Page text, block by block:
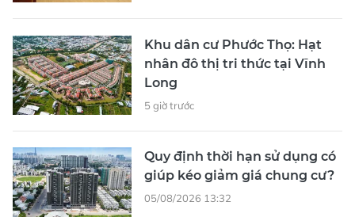
Khu dân cư Phước Thọ: Hạt
nhân đô thị tri thức tại Vĩnh
Long
5 giờ trước
Quy định thời hạn sử dụng có
giúp kéo giảm giá chung cư?
05/08/2026 13:32